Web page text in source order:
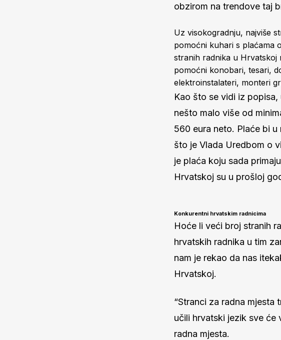
obzirom na trendove taj
Uz visokogradnju, najviše
pomoćni kuhari s plaćama
stranih radnika u Hrvatskoj
pomoćni konobari, tesari,
elektroinstalateri, monteri
Kao što se vidi iz
nešto malo više od
560 eura neto. Plaće bi
što je Vlada Uredbom o
je plaća koju sada
Hrvatskoj su u prošloj
Konkurentni hrvatskim radnicima
Hoće li veći broj stranih
hrvatskih radnika u tim
nam je rekao da nas
Hrvatskoj.
“Stranci za radna mjesta
učili hrvatski jezik sve će
radna mjesta.